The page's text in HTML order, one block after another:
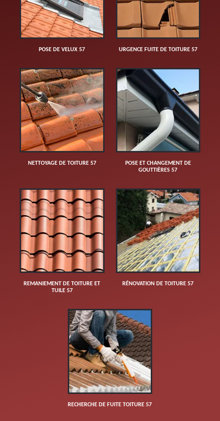
POSE DE VELUX 57 URGENCE FUITE DE TOITURE 57
NETTOYAGE DE TOITURE 57
POSE ET CHANGEMENT DE
GOUTTIÈRES 57
REMANIEMENT DE TOITURE ET
TUILE 57
RÉNOVATION DE TOITURE 57
RECHERCHE DE FUITE TOITURE 57